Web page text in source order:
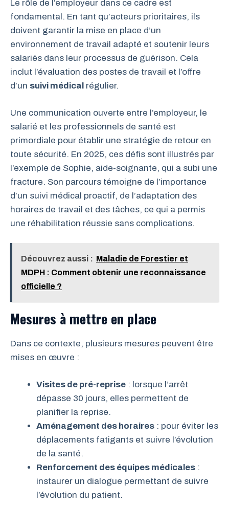
Le rôle de l’employeur dans ce cadre est
fondamental. En tant qu’acteurs prioritaires, ils
doivent garantir la mise en place d’un
environnement de travail adapté et soutenir leurs
salariés dans leur processus de guérison. Cela
inclut l’évaluation des postes de travail et l’offre
d’un suivi médical régulier.
Une communication ouverte entre l’employeur, le
salarié et les professionnels de santé est
primordiale pour établir une stratégie de retour en
toute sécurité. En 2025, ces défis sont illustrés par
l’exemple de Sophie, aide-soignante, qui a subi une
fracture. Son parcours témoigne de l’importance
d’un suivi médical proactif, de l’adaptation des
horaires de travail et des tâches, ce qui a permis
une réhabilitation réussie sans complications.
Découvrez aussi : Maladie de Forestier et
MDPH : Comment obtenir une reconnaissance
officielle ?
Mesures à mettre en place
Dans ce contexte, plusieurs mesures peuvent être
mises en œuvre :
Visites de pré-reprise : lorsque l’arrêt
dépasse 30 jours, elles permettent de
planifier la reprise.
Aménagement des horaires : pour éviter les
déplacements fatigants et suivre l’évolution
de la santé.
Renforcement des équipes médicales :
instaurer un dialogue permettant de suivre
l’évolution du patient.